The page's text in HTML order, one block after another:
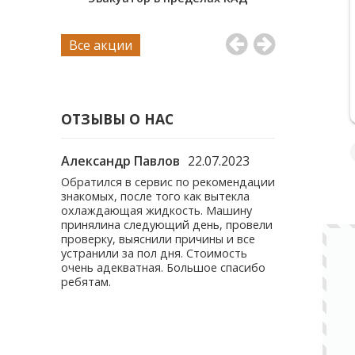
Все акции
ОТЗЫВЫ О НАС
Александр Павлов 22.07.2023
Обратился в сервис по рекомендации
знакомых, после того как вытекла
охлаждающая жидкость. Машину
принялина следующий день, провели
проверку, выяснили причины и все
устранили за пол дня. Стоимость
очень адекватная. Большое спасибо
ребятам.
тяги.
года. Работу
творчески
загадку
Оценка 5.
9 апреля 2026
Хороший сервис. Несколько раз приезжал
на ремонт и ТО. Всё сделали быстро,